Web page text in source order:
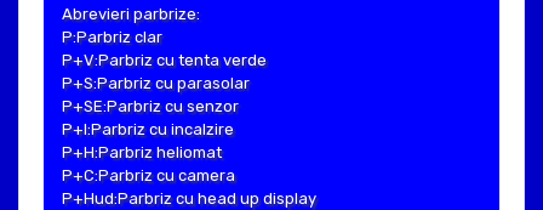
Abrevieri parbrize:
P:Parbriz clar
P+V:Parbriz cu tenta verde
P+S:Parbriz cu parasolar
P+SE:Parbriz cu senzor
P+I:Parbriz cu incalzire
P+H:Parbriz heliomat
P+C:Parbriz cu camera
P+Hud:Parbriz cu head up display